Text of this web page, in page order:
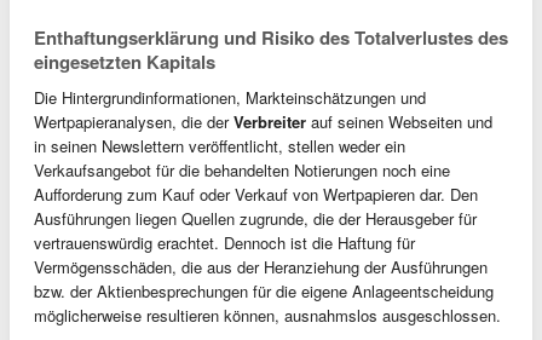
Enthaftungserklärung und Risiko des Totalverlustes des
eingesetzten Kapitals
Die Hintergrundinformationen, Markteinschätzungen und
Wertpapieranalysen, die derVerbreiter auf seinen Webseiten und
in seinen Newslettern veröffentlicht, stellen weder ein
Verkaufsangebot für die behandelten Notierungen noch eine
Aufforderung zum Kauf oder Verkauf von Wertpapieren dar. Den
Ausführungen liegen Quellen zugrunde, die der Herausgeber für
vertrauenswürdig erachtet. Dennoch ist die Haftung für
Vermögensschäden, die aus der Heranziehung der Ausführungen
bzw. der Aktienbesprechungen für die eigene Anlageentscheidung
möglicherweise resultieren können, ausnahmslos ausgeschlossen.